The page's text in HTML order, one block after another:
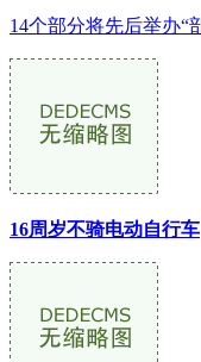
14个部分将先后举办“
16周岁不骑电动自行车